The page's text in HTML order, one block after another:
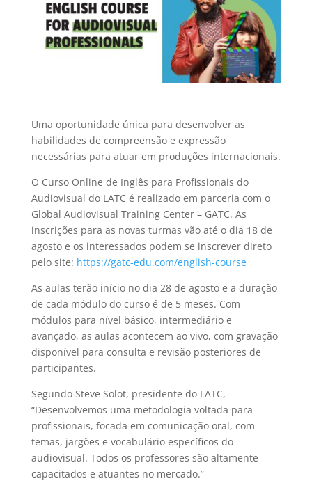
Uma oportunidade única para desenvolver as
habilidades de compreensão e expressão
necessárias para atuar em produções internacionais.
O Curso Online de Inglês para Profissionais do
Audiovisual do LATC é realizado em parceria com o
Global Audiovisual Training Center – GATC. As
inscrições para as novas turmas vão até o dia 18 de
agosto e os interessados podem se inscrever direto
pelo site: https://gatc-edu.com/english-course
As aulas terão início no dia 28 de agosto e a duração
de cada módulo do curso é de 5 meses. Com
módulos para nível básico, intermediário e
avançado, as aulas acontecem ao vivo, com gravação
disponível para consulta e revisão posteriores de
participantes.
Segundo Steve Solot, presidente do LATC,
“Desenvolvemos uma metodologia voltada para
profissionais, focada em comunicação oral, com
temas, jargões e vocabulário específicos do
audiovisual. Todos os professores são altamente
capacitados e atuantes no mercado.”